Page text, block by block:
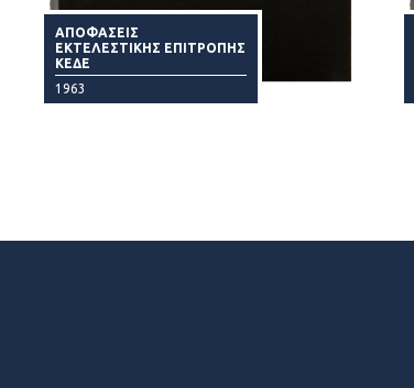
ΑΠΟΦΑΣΕΙΣ
ΕΚΤΕΛΕΣΤΙΚΗΣ ΕΠΙΤΡΟΠΗΣ
ΚΕΔΕ
1963